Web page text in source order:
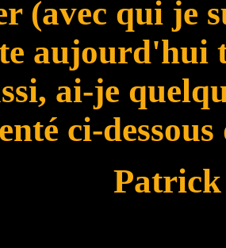
(avec qui je
aujourd'hui
ai-je
ci-
Patrick